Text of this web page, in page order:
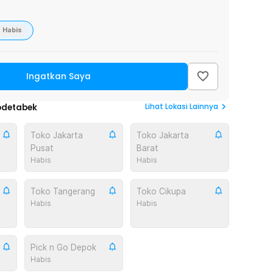
Habis
Ingatkan Saya
Lihat Lokasi Lainnya
Toko Jakarta
Pusat
Habis
Toko Jakarta
Barat
Habis
Toko Tangerang
Habis
Toko Cikupa
Habis
Pick n Go Depok
Habis